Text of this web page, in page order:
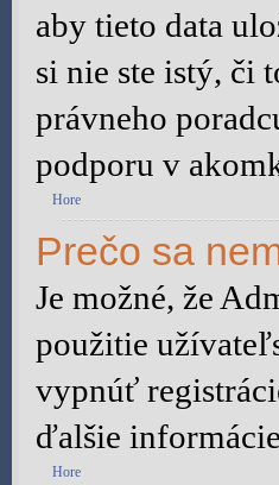
aby tieto data
si nie ste istý, či
právneho
podporu v
Hore
Prečo sa
Je možné, že
použitie
vypnúť
ďalšie
Hore